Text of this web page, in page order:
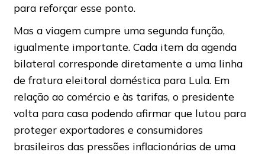
para reforçar esse ponto.
Mas a viagem cumpre uma segunda função,
igualmente importante. Cada item da agenda
bilateral corresponde diretamente a uma linha
de fratura eleitoral doméstica para Lula. Em
relação ao comércio e às tarifas, o presidente
volta para casa podendo afirmar que lutou para
proteger exportadores e consumidores
brasileiros das pressões inflacionárias de uma